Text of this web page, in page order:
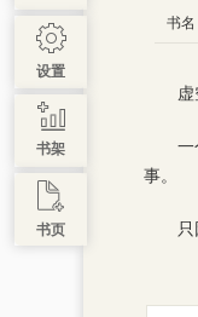
设置
书架
书页
书名
虚
一
事。
只